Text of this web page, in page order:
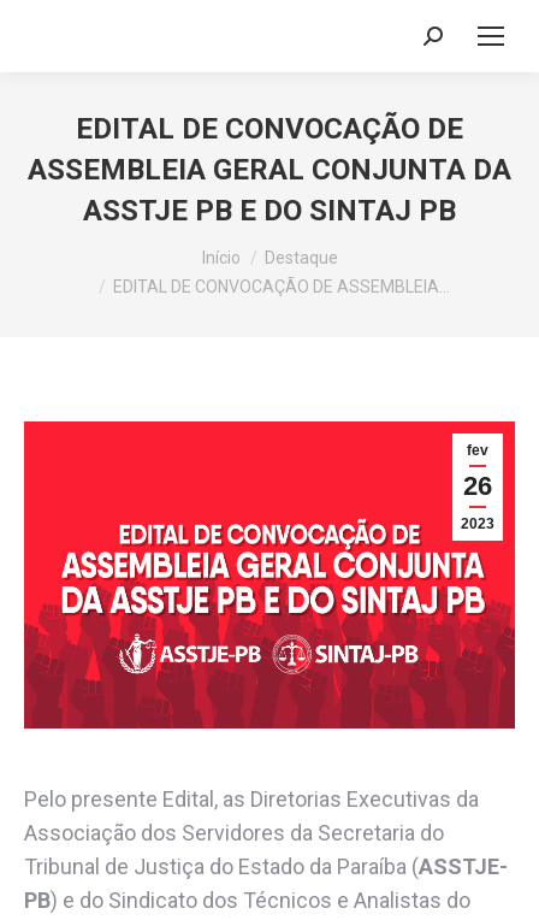
Search:
EDITAL DE CONVOCAÇÃO DE
ASSEMBLEIA GERAL CONJUNTA DA
ASSTJE PB E DO SINTAJ PB
Início
Destaque
EDITAL DE CONVOCAÇÃO DE ASSEMBLEIA…
fev
26
2023
Pelo presente Edital, as Diretorias Executivas da
Associação dos Servidores da Secretaria do
Tribunal de Justiça do Estado da Paraíba (ASSTJE-
PB) e do Sindicato dos Técnicos e Analistas do